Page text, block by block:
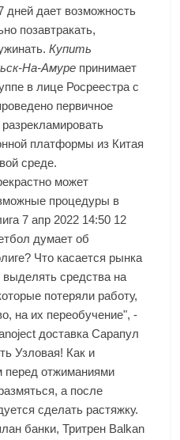
дней дает возможность
позавтракать,
Купить
На-Амуре принимает
в лице Росреестра с
первичное
платформы из Китая
среде.
может
процедуры в
7 апр 2022 14:50 12
думает об
Что касается рынка
средства на
потеряли работу,
на их переобучение", -
доставка Сарапул
Узловая! Как и
отжиманиями
а после
сделать растяжку.
банки, Тритрен Balkan